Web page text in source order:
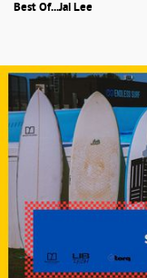
Best Of...Jai Lee